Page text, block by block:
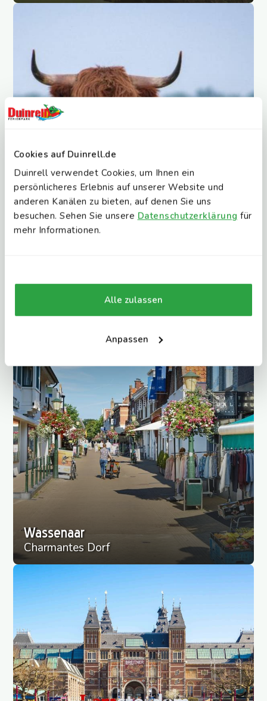
Cookies auf Duinrell.de
Duinrell verwendet Cookies, um Ihnen ein
persönlicheres Erlebnis auf unserer Website und
anderen Kanälen zu bieten, auf denen Sie uns
besuchen. Sehen Sie unsere Datenschutzerklärung für
mehr Informationen.
Alle zulassen
Anpassen
Wassenaar
Charmantes Dorf